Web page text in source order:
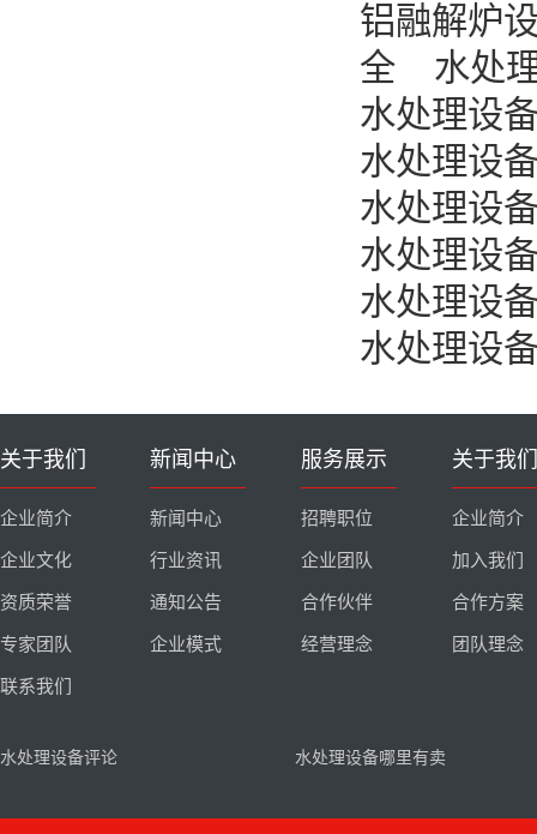
铝融解炉
全
水处
水处理设
水处理设
水处理设
水处理设
水处理设
水处理设
关于我们
企业简介
企业文化
资质荣誉
专家团队
联系我们
新闻中心
新闻中心
行业资讯
通知公告
企业模式
服务展示
招聘职位
企业团队
合作伙伴
经营理念
关于我们
企业简介
加入我们
合作方案
团队理念
水处理设备评论 水处理设备哪里有卖